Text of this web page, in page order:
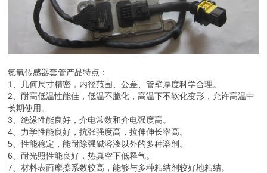
氮氧传感器套管产品特点：
1、几何尺寸精密，内径范围、公差、管壁厚度科学合理。
2、耐高低温性能佳，低温不脆化，高温下不软化变形，允许高温中
长期使用。
3、绝缘性能良好，介电常数和介电强度高。
4、力学性能良好，抗张强度高，拉伸伸长率高。
5、性能稳定，能耐除强碱溶液以外的多种溶剂。
6、耐光照性能良好，热真空下低释气。
7、材料表面摩擦系数较高，能够与多种粘结剂较好地粘结。